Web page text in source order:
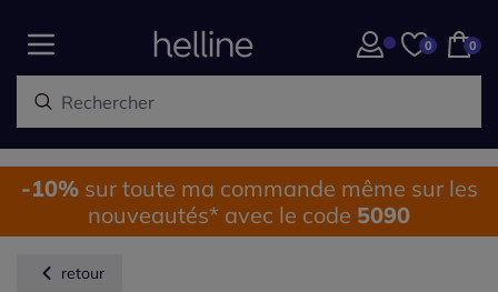
0 0
-10%sur toute ma commande même sur les
nouveautés* avec le code 5090
retour